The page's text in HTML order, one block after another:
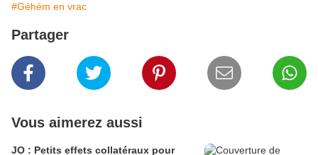
#Géhèm en vrac
Partager
Vous aimerez aussi
JO : Petits effets collatéraux pour